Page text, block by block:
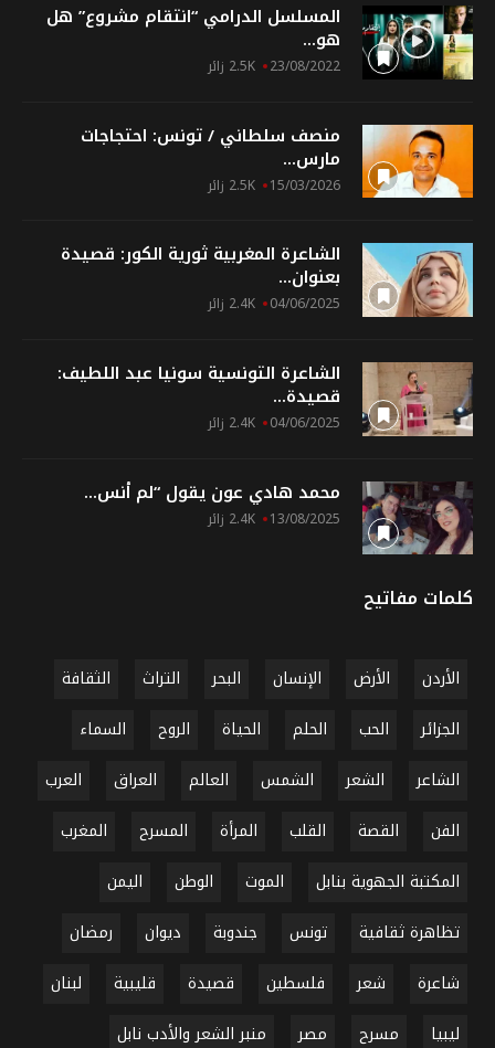
المسلسل الدرامي “انتقام مشروع” هل
هو...
23/08/2022 2.5K زائر
منصف سلطاني / تونس: احتجاجات
مارس...
15/03/2026 2.5K زائر
الشاعرة المغربية ثورية الكور: قصيدة
بعنوان...
04/06/2025 2.4K زائر
الشاعرة التونسية سونيا عبد اللطيف:
قصيدة...
04/06/2025 2.4K زائر
محمد هادي عون يقول “لم أنس...
13/08/2025 2.4K زائر
كلمات مفاتيح
الأردن الأرض الإنسان البحر التراث
الثقافة
الجزائر
الحب الحلم الحياة الروح
السماء
الشاعر
الشعر الشمس العالم العراق
العرب
الفن
القصة القلب المرأة المسرح
المغرب
المكتبة الجهوية بنابل
الموت الوطن
اليمن
تظاهرة ثقافية
تونس جندوبة ديوان
رمضان
شاعرة
شعر فلسطين قصيدة قليبية
لبنان
ليبيا
مسرح مصر منبر الشعر والأدب نابل